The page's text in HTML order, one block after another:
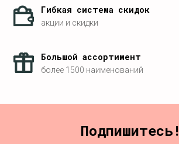
Гибкая система скидок
акции и скидки
Большой ассортимент
более 1500 наименований
Подпишитесь!